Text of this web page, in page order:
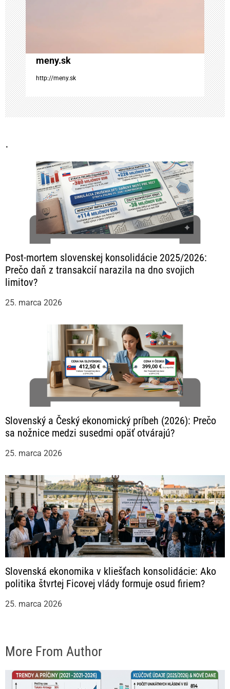
l
á
n
k
u
meny.sk
http://meny.sk
.
Post-mortem slovenskej konsolidácie 2025/2026:
Prečo daň z transakcií narazila na dno svojich
limitov?
25. marca 2026
Slovenský a Český ekonomický príbeh (2026): Prečo
sa nožnice medzi susedmi opäť otvárajú?
25. marca 2026
Slovenská ekonomika v kliešťach konsolidácie: Ako
politika štvrtej Ficovej vlády formuje osud firiem?
25. marca 2026
More From Author